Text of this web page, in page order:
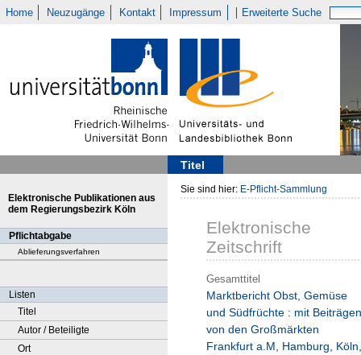
Home Neuzugänge Kontakt Impressum Erweiterte Suche
Titel
Elektronische Publikationen aus
dem Regierungsbezirk Köln
Pflichtabgabe
Ablieferungsverfahren
Listen
Titel
Autor / Beteiligte
Ort
Sie sind hier: E-Pflicht-Sammlung
Elektronische
Zeitschrift
Gesamttitel
Marktbericht Obst, Gemüse
und Südfrüchte : mit Beiträgen
von den Großmärkten
Frankfurt a.M, Hamburg, Köln,